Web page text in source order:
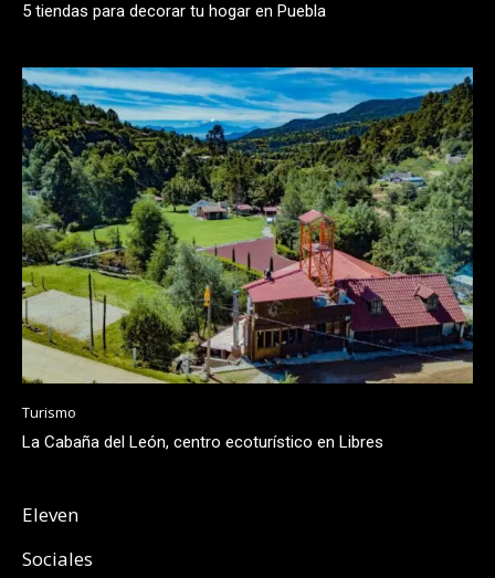
5 tiendas para decorar tu hogar en Puebla
Turismo
La Cabaña del León, centro ecoturístico en Libres
Eleven
Sociales